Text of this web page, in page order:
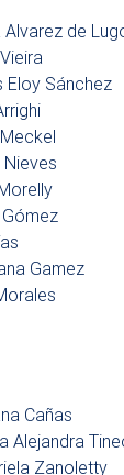
Alvarez
Vieira
Eloy
Cañas
Alejandra
Zanoletty